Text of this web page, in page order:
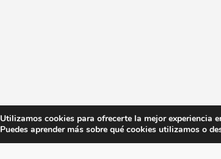
Utilizamos cookies para ofrecerte la mejor experiencia
Puedes aprender más sobre qué cookies utilizamos o